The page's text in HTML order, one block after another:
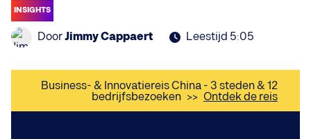
INSIGHTS
DoorJimmy Cappaert Leestijd 5:05
Business- & Innovatiereis China - 3 steden & 12
bedrijfsbezoeken >> Ontdek de reis